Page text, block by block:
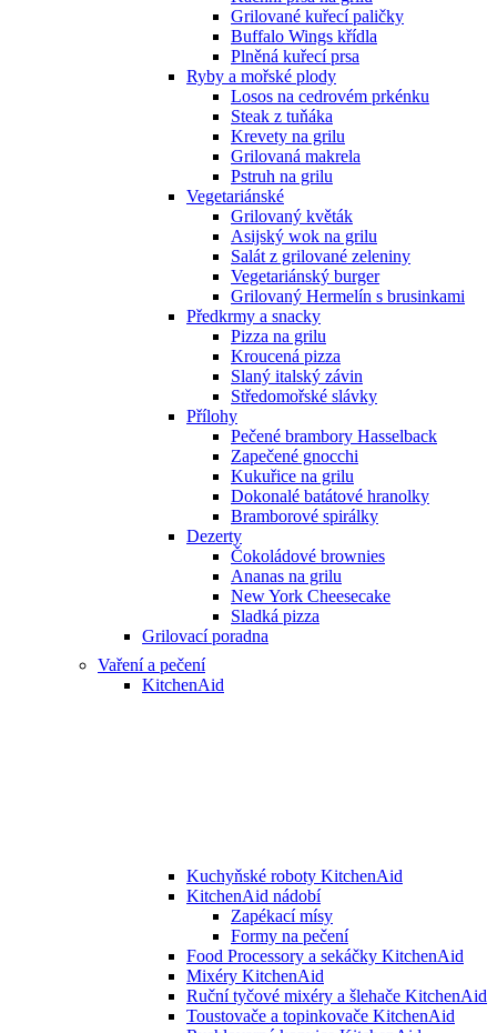
Grilované kuřecí paličky
Buffalo Wings křídla
Plněná kuřecí prsa
Ryby a mořské plody
Losos na cedrovém prkénku
Steak z tuňáka
Krevety na grilu
Grilovaná makrela
Pstruh na grilu
Vegetariánské
Grilovaný květák
Asijský wok na grilu
Salát z grilované zeleniny
Vegetariánský burger
Grilovaný Hermelín s brusinkami
Předkrmy a snacky
Pizza na grilu
Kroucená pizza
Slaný italský závin
Středomořské slávky
Přílohy
Pečené brambory Hasselback
Zapečené gnocchi
Kukuřice na grilu
Dokonalé batátové hranolky
Bramborové spirálky
Dezerty
Čokoládové brownies
Ananas na grilu
New York Cheesecake
Sladká pizza
Grilovací poradna
Vaření a pečení
KitchenAid
Kuchyňské roboty KitchenAid
KitchenAid nádobí
Zapékací mísy
Formy na pečení
Food Processory a sekáčky KitchenAid
Mixéry KitchenAid
Ruční tyčové mixéry a šlehače KitchenAid
Toustovače a topinkovače KitchenAid